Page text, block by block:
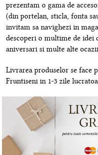
prezentam o gama de
(din portelan, sticla, fonta
invitam sa navighezi in
descoperi o multime de idei
aniversari si multe alte
Livrarea produselor se face
Fruntiseni in 1-3 zile